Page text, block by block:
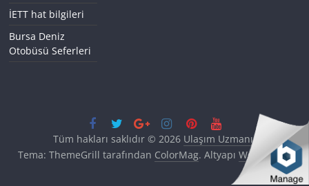
İETT hat bilgileri
Bursa Deniz
Otobüsü Seferleri
Tüm hakları saklıdır © 2026 Ulaşım Uzmanı.
Tema: ThemeGrill tarafından ColorMag. Altyapı WordPress.